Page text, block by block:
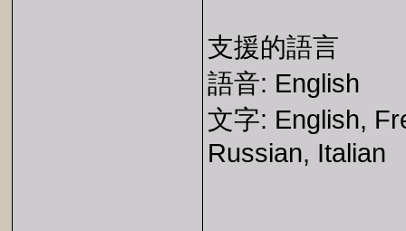
支援的語言
語音: English
文字: English,
Russian, Italian